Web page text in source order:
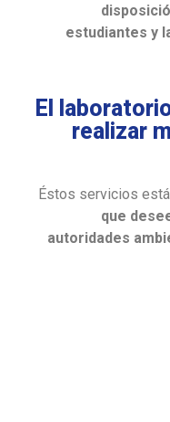
estudiantes y
El
realizar
Éstos servicios
que
autoridades